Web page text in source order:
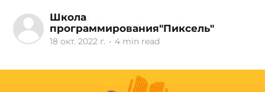
Школа
программирования"Пиксель"
18 окт. 2022 г. • 4 min read